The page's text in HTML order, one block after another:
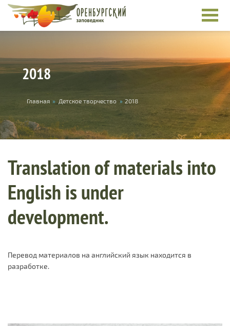
Skip to main content
2018
You are here
Главная » Детское творчество » 2018
Translation of materials into
English is under
development.
Перевод материалов на английский язык находится в
разработке.